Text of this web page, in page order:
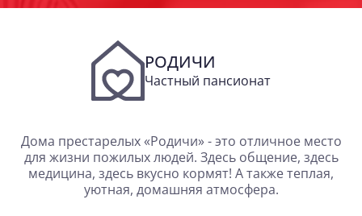
РОДИЧИ
Частный пансионат
Дома престарелых «Родичи» - это отличное место
для жизни пожилых людей. Здесь общение, здесь
медицина, здесь вкусно кормят! А также теплая,
уютная, домашняя атмосфера.